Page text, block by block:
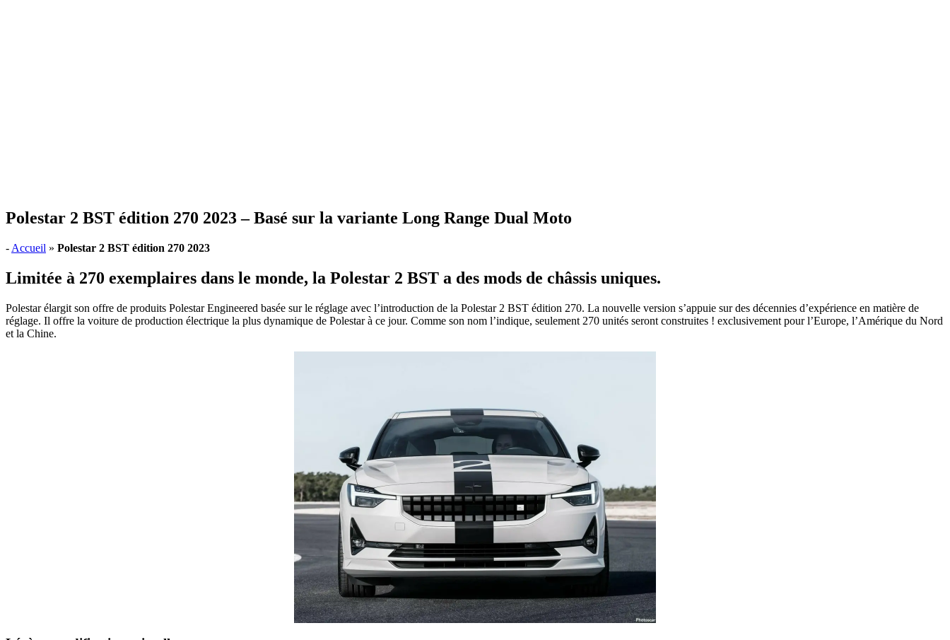
Polestar 2 BST édition 270 2023 – Basé sur la variante Long Range Dual Moto
- Accueil » Polestar 2 BST édition 270 2023
Limitée à 270 exemplaires dans le monde, la Polestar 2 BST a des mods de châssis uniques.
Polestar élargit son offre de produits Polestar Engineered basée sur le réglage avec l’introduction de la Polestar 2 BST édition 270. La nouvelle version s’appuie sur des décennies d’expérience en matière de
réglage. Il offre la voiture de production électrique la plus dynamique de Polestar à ce jour. Comme son nom l’indique, seulement 270 unités seront construites ! exclusivement pour l’Europe, l’Amérique du Nord
et la Chine.